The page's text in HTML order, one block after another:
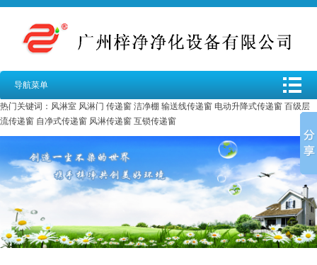
导航菜单
热门关键词： 风淋室 风淋门 传递窗 洁净棚 输送线传递窗 电动升降式传递窗 百级层
流传递窗 自净式传递窗 风淋传递窗 互锁传递窗